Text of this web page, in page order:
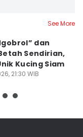
See More
dan
Sendirian,
Kucing Siam
21:30 WIB